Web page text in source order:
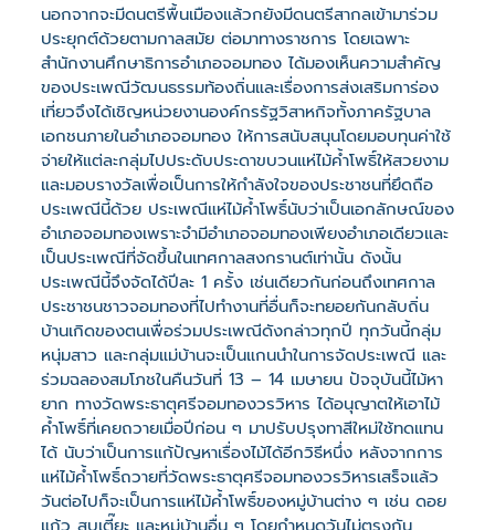
นอกจากจะมีดนตรีพื้นเมืองแล้วกยังมีดนตรีสากลเข้ามาร่วม
ประยุกต์ด้วยตามกาลสมัย ต่อมาทางราชการ โดยเฉพาะ
สำนักงานศึกษาธิการอำเภอจอมทอง ได้มองเห็นความสำคัญ
ของประเพณีวัฒนธรรมท้องถิ่นและเรื่องการส่งเสริมการ่อง
เที่ยวจึงได้เชิญหน่วยงานองค์กรรัฐวิสาหกิจทั้งภาครัฐบาล
เอกชนภายในอำเภอจอมทอง ให้การสนับสนุนโดยมอบทุนค่าใช้
จ่ายให้แต่ละกลุ่มไปประดับประดาขบวนแห่ไม้ค้ำโพธิ์ให้สวยงาม
และมอบรางวัลเพื่อเป็นการให้กำลังใจของประชาชนที่ยึดถือ
ประเพณีนี้ด้วย ประเพณีแห่ไม้ค้ำโพธิ์นับว่าเป็นเอกลักษณ์ของ
อำเภอจอมทองเพราะจำมีอำเภอจอมทองเพียงอำเภอเดียวและ
เป็นประเพณีที่จัดขึ้นในเทศกาลสงกรานต์เท่านั้น ดังนั้น
ประเพณีนี้จึงจัดได้ปีละ 1 ครั้ง เช่นเดียวกันก่อนถึงเทศกาล
ประชาชนชาวจอมทองที่ไปทำงานที่อื่นก็จะทยอยกันกลับถิ่น
บ้านเกิดของตนเพื่อร่วมประเพณีดังกล่าวทุกปี ทุกวันนี้กลุ่ม
หนุ่มสาว และกลุ่มแม่บ้านจะเป็นแกนนำในการจัดประเพณี และ
ร่วมฉลองสมโภชในคืนวันที่ 13 – 14 เมษายน ปัจจุบันนี้ไม้หา
ยาก ทางวัดพระธาตุศรีจอมทองวรวิหาร ได้อนุญาตให้เอาไม้
ค้ำโพธิ์ที่เคยถวายเมื่อปีก่อน ๆ มาปรับปรุงทาสีใหม่ใช้ทดแทน
ได้ นับว่าเป็นการแก้ปัญหาเรื่องไม้ได้อีกวิธีหนึ่ง หลังจากการ
แห่ไม้ค้ำโพธิ์ถวายที่วัดพระธาตุศรีจอมทองวรวิหารเสร็จแล้ว
วันต่อไปก็จะเป็นการแห่ไม้ค้ำโพธิ์ของหมู่บ้านต่าง ๆ เช่น ดอย